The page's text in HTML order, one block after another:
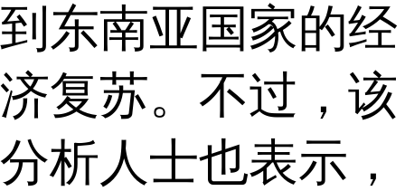
到东南亚国家的经
济复苏。不过，该
分析人士也表示，